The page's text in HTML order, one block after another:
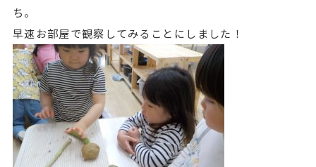
ち。
早速お部屋で観察してみることにしました！